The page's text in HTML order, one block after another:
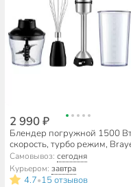
2 990 ₽
Блендер погружной 1500
скорость, турбо режим,
BR1257
Самовывоз:сегодня
Курьером:завтра
4.7•15 отзывов